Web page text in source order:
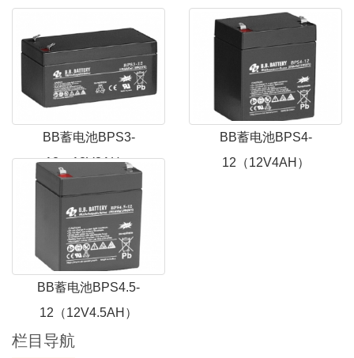
BB蓄电池BPS3-
12（12V3AH）
BB蓄电池BPS4-
12（12V4AH）
BB蓄电池BPS4.5-
12（12V4.5AH）
栏目导航